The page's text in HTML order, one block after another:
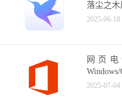
落尘之木
2025-06-18
网页电
2025-07-04